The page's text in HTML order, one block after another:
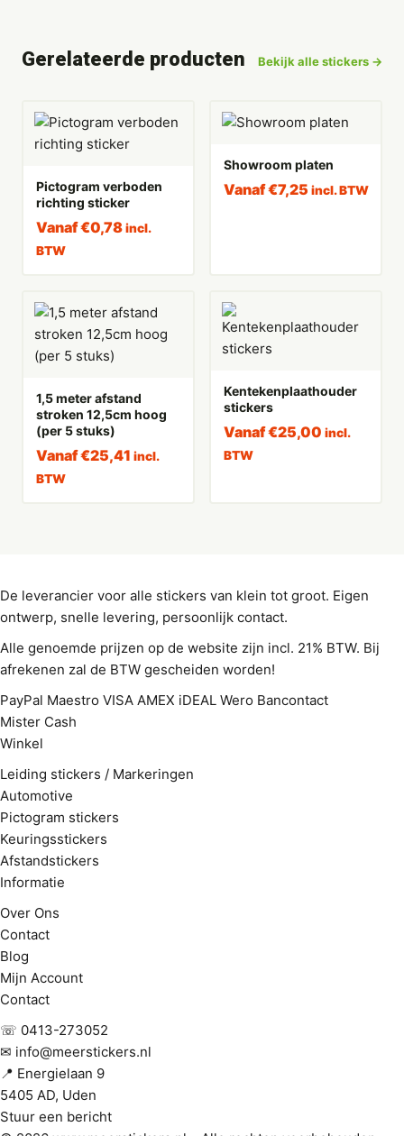
Gerelateerde producten Bekijk alle stickers →
Pictogram verboden
richting sticker
Vanaf€0,78 incl.
BTW
Showroom platen
Vanaf€7,25 incl. BTW
1,5 meter afstand
stroken 12,5cm hoog
(per 5 stuks)
Vanaf€25,41 incl.
BTW
Kentekenplaathouder
stickers
Vanaf€25,00 incl.
BTW
De leverancier voor alle stickers van klein tot groot. Eigen
ontwerp, snelle levering, persoonlijk contact.
Alle genoemde prijzen op de website zijn incl. 21% BTW. Bij
afrekenen zal de BTW gescheiden worden!
PayPal Maestro VISA AMEX iDEAL Wero Bancontact
Mister Cash
Winkel
Leiding stickers / Markeringen
Automotive
Pictogram stickers
Keuringsstickers
Afstandstickers
Informatie
Over Ons
Contact
Blog
Mijn Account
Contact
☏ 0413-273052
✉ info@meerstickers.nl
📍 Energielaan 9
5405 AD, Uden
Stuur een bericht